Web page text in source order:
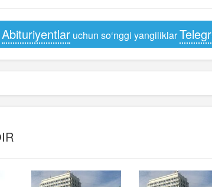
Abituriyentlaruchun so‘nggi yangiliklar